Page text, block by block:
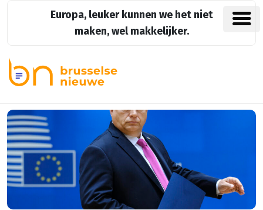
Europa, leuker kunnen we het niet
maken, wel makkelijker.